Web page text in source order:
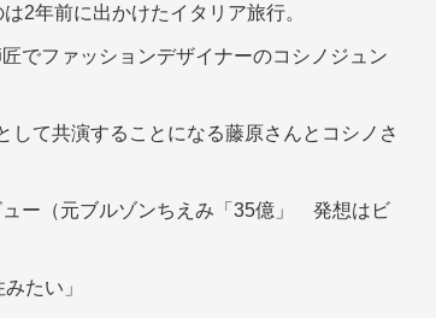
2年前に出かけたイタリア旅行。
でファッションデザイナーのコシノジュン
て共演することになる藤原さんとコシノさ
ー（元ブルゾンちえみ「35億」 発想はビ
たい」